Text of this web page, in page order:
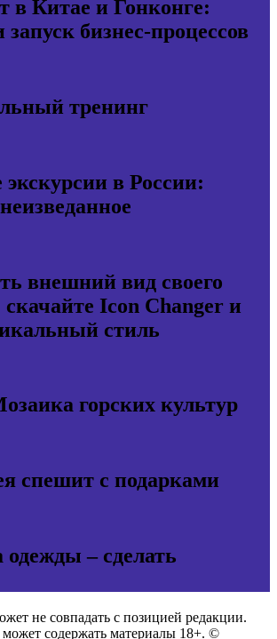
в Китае и Гонконге:
запуск бизнес-процессов
тренинг
в России:
внешний вид своего
скачайте Icon Changer и
стиль
горских культур
спешит с подарками
– сделать
не совпадать с позицией редакции.
содержать материалы 18+. ©